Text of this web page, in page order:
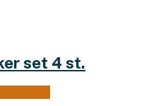
set 4 st.